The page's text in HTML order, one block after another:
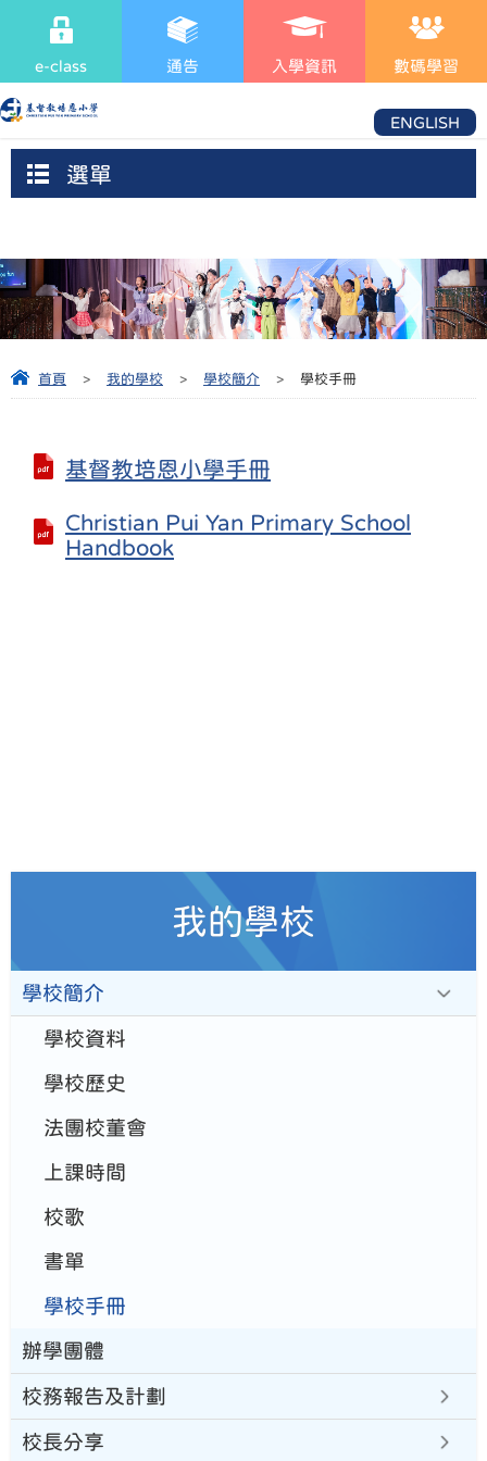
e-class 通告 入學資訊 數碼學習
ENGLISH
選單
首頁 > 我的學校 > 學校簡介 > 學校手冊
基督教培恩小學手冊
Christian Pui Yan Primary School
Handbook
我的學校
學校簡介
學校資料
學校歷史
法團校董會
上課時間
校歌
書單
學校手冊
辦學團體
校務報告及計劃
校長分享